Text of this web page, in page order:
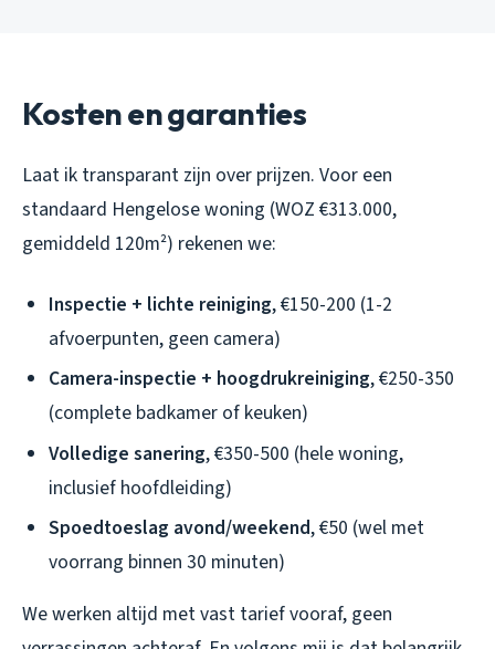
Kosten en garanties
Laat ik transparant zijn over prijzen. Voor een
standaard Hengelose woning (WOZ €313.000,
gemiddeld 120m²) rekenen we:
Inspectie + lichte reiniging, €150-200 (1-2
afvoerpunten, geen camera)
Camera-inspectie + hoogdrukreiniging, €250-350
(complete badkamer of keuken)
Volledige sanering, €350-500 (hele woning,
inclusief hoofdleiding)
Spoedtoeslag avond/weekend, €50 (wel met
voorrang binnen 30 minuten)
We werken altijd met vast tarief vooraf, geen